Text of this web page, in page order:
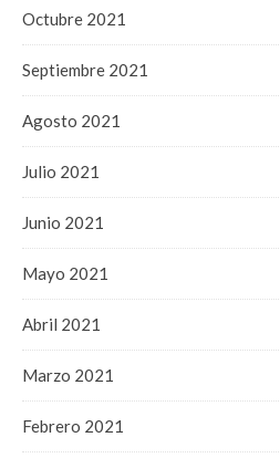
Octubre 2021
Septiembre 2021
Agosto 2021
Julio 2021
Junio 2021
Mayo 2021
Abril 2021
Marzo 2021
Febrero 2021